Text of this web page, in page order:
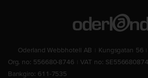
Oderland Webbhotell AB Kungsgatan 56
Org. no: 556680-8746
VAT no:
Bankgiro: 611-7535